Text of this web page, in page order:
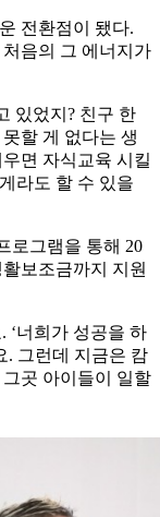
전환점이 됐다.
음의 그 에너지가
있었지? 친구 한
할 게 없다는 생
면 자식교육 시킬
라도 할 수 있을
로그램을 통해 20
보조금까지 지원
‘너희가 성공을 하
. 그런데 지금은 캄
곳 아이들이 일할